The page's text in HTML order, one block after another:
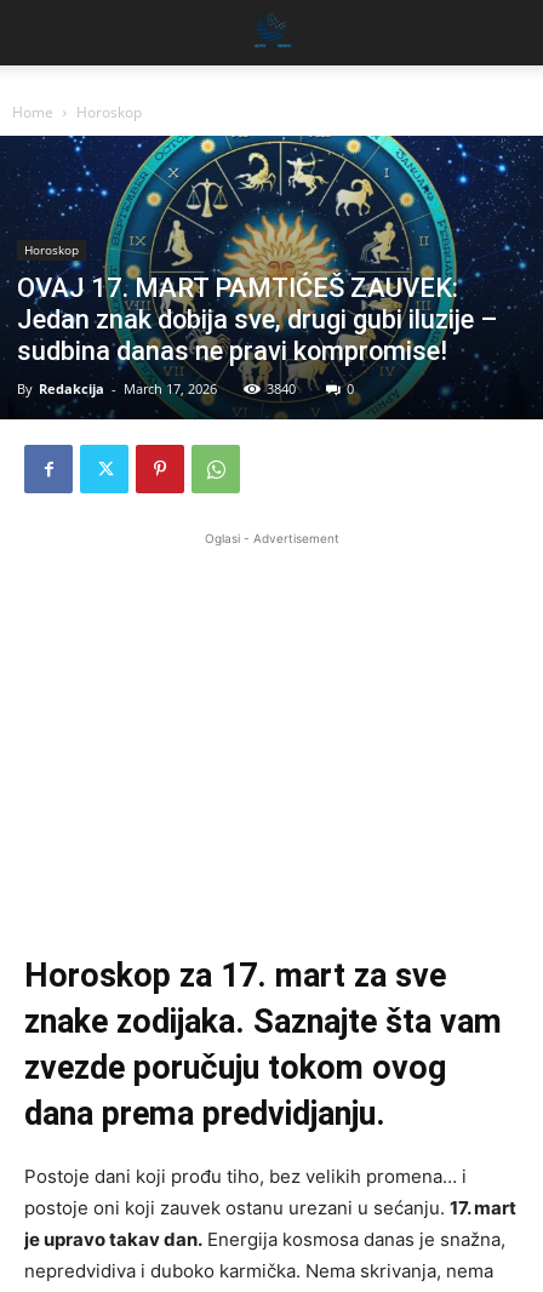
Home Horoskop
Horoskop
OVAJ 17. MART PAMTIĆEŠ ZAUVEK:
Jedan znak dobija sve, drugi gubi iluzije –
sudbina danas ne pravi kompromise!
By Redakcija - March 17, 2026 3840 0
Oglasi - Advertisement
Horoskop za 17. mart za sve
znake zodijaka. Saznajte šta vam
zvezde poručuju tokom ovog
dana prema predvidjanju.
Postoje dani koji prođu tiho, bez velikih promena… i
postoje oni koji zauvek ostanu urezani u sećanju. 17. mart
je upravo takav dan. Energija kosmosa danas je snažna,
nepredvidiva i duboko karmička. Nema skrivanja, nema